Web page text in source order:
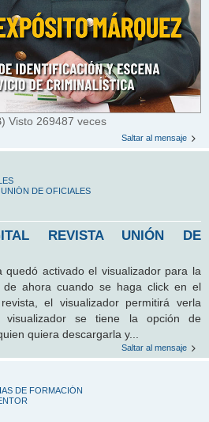
Visto 269487 veces
Saltar al mensaje
DE OFICIALES
REVISTA UNIÓN DE
quedó activado el visualizador para la
de ahora cuando se haga click en el
el visualizador permitirá verla
visualizador se tiene la opción de
quiera descargarla y...
Saltar al mensaje
DE FORMACIÓN